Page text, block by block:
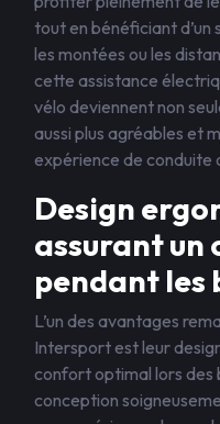
tout en bénéficiant
les montées ou les
cette assistance
vélo deviennent non
aussi plus agréables et
expérience de conduite
Design
assurant
pendant les
L’un des avantages
Intersport est leur
confort optimal lors des
conception